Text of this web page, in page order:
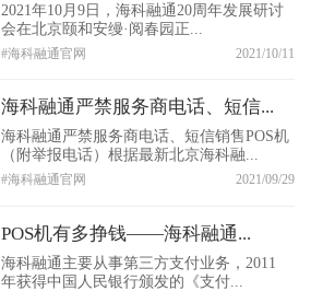
2021年10月9日，海科融通20周年发展研讨
会在北京颐和安缦·阅春园正...
#海科融通官网 2021/10/11
海科融通严禁服务商电话、短信...
海科融通严禁服务商电话、短信销售POS机
（附举报电话）根据最新北京海科融...
#海科融通官网 2021/09/29
POS机有多挣钱——海科融通...
海科融通主要从事第三方支付业务，2011
年获得中国人民银行颁发的《支付...